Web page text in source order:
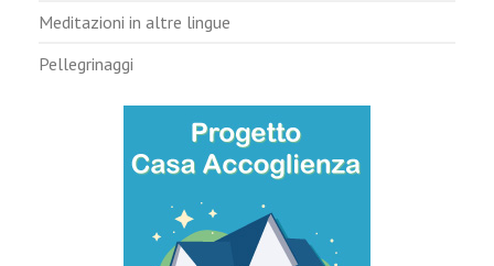
Meditazioni in altre lingue
Pellegrinaggi